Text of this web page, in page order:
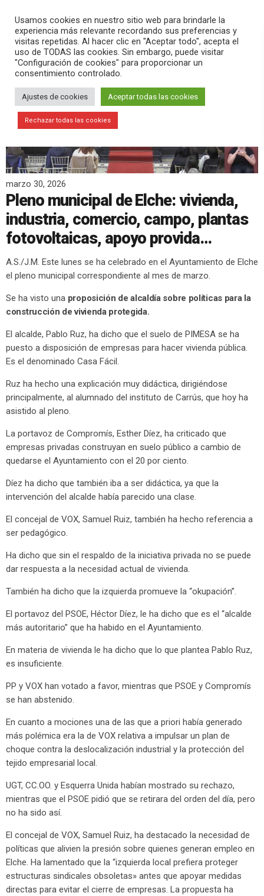
search menu pause PLAY
marzo 30, 2026
Pleno municipal de Elche: vivienda,
industria, comercio, campo, plantas
fotovoltaicas, apoyo provida…
A.S./J.M. Este lunes se ha celebrado en el Ayuntamiento de Elche
el pleno municipal correspondiente al mes de marzo.
Se ha visto una proposición de alcaldía sobre políticas para la
construcción de vivienda protegida.
El alcalde, Pablo Ruz, ha dicho que el suelo de PIMESA se ha
puesto a disposición de empresas para hacer vivienda pública.
Es el denominado Casa Fácil.
Ruz ha hecho una explicación muy didáctica, dirigiéndose
principalmente, al alumnado del instituto de Carrús, que hoy ha
asistido al pleno.
La portavoz de Compromís, Esther Díez, ha criticado que
empresas privadas construyan en suelo público a cambio de
quedarse el Ayuntamiento con el 20 por ciento.
Díez ha dicho que también iba a ser didáctica, ya que la
intervención del alcalde había parecido una clase.
El concejal de VOX, Samuel Ruiz, también ha hecho referencia a
ser pedagógico.
Ha dicho que sin el respaldo de la iniciativa privada no se puede
dar respuesta a la necesidad actual de vivienda.
También ha dicho que la izquierda promueve la “okupación”.
El portavoz del PSOE, Héctor Díez, le ha dicho que es el “alcalde
más autoritario” que ha habido en el Ayuntamiento.
En materia de vivienda le ha dicho que lo que plantea Pablo Ruz,
es insuficiente.
PP y VOX han votado a favor, mientras que PSOE y Compromís
se han abstenido.
En cuanto a mociones una de las que a priori había generado
más polémica era la de VOX relativa a impulsar un plan de
choque contra la deslocalización industrial y la protección del
tejido empresarial local.
UGT, CC.OO. y Esquerra Unida habían mostrado su rechazo,
mientras que el PSOE pidió que se retirara del orden del día, pero
no ha sido así.
El concejal de VOX, Samuel Ruiz, ha destacado la necesidad de
políticas que alivien la presión sobre quienes generan empleo en
Elche. Ha lamentado que la “izquierda local prefiera proteger
estructuras sindicales obsoletas» antes que apoyar medidas
directas para evitar el cierre de empresas. La propuesta ha
Usamos cookies en nuestro sitio web para brindarle la
experiencia más relevante recordando sus preferencias y
visitas repetidas. Al hacer clic en "Aceptar todo", acepta el
uso de TODAS las cookies. Sin embargo, puede visitar
"Configuración de cookies" para proporcionar un
consentimiento controlado.
Ajustes de cookies Aceptar todas las cookies
Rechazar todas las cookies